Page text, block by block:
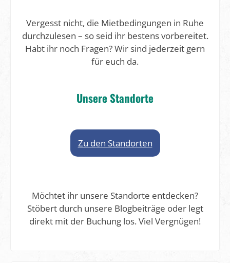
Vergesst nicht, die Mietbedingungen in Ruhe
durchzulesen – so seid ihr bestens vorbereitet.
Habt ihr noch Fragen? Wir sind jederzeit gern
für euch da.
Unsere Standorte
Zu den Standorten
Möchtet ihr unsere Standorte entdecken?
Stöbert durch unsere Blogbeiträge oder legt
direkt mit der Buchung los. Viel Vergnügen!